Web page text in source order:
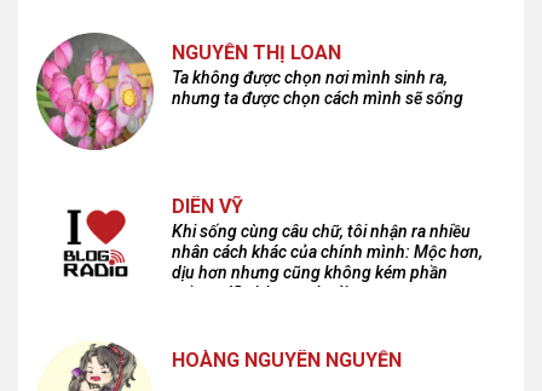
NGUYỄN THỊ LOAN
Ta không được chọn nơi mình sinh ra,
nhưng ta được chọn cách mình sẽ sống
DIÊN VỸ
Khi sống cùng câu chữ, tôi nhận ra nhiều
nhân cách khác của chính mình: Mộc hơn,
dịu hơn nhưng cũng không kém phần
cuồng dã và hoang hoải...
HOÀNG NGUYÊN NGUYỄN